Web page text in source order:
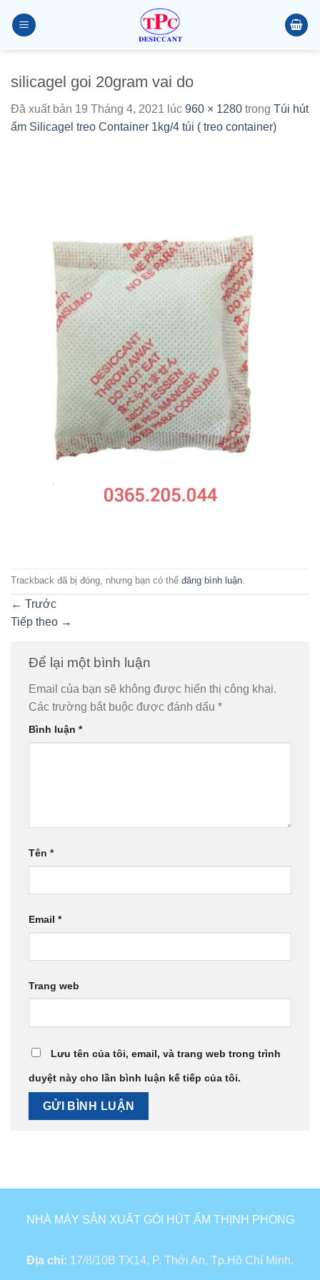
đến
silicagel goi 20gram vai do
Đã xuất bản 19 Tháng 4, 2021 lúc 960 × 1280 trong Túi hút
ẩm Silicagel treo Container 1kg/4 túi ( treo container)
Trackback đã bị đóng, nhưng bạn có thể đăng bình luận
← Trước
Tiếp theo →
Để lại một bình luận
Email của bạn sẽ không được hiển thị công khai.
Các trường bắt buộc được đánh dấu *
Bình luận *
Tên *
Email *
Trang web
Lưu tên của tôi, email, và trang web trong trình
duyệt này cho lần bình luận kế tiếp của tôi.
NHÀ MÁY SẢN XUẤT GÓI HÚT ẨM THỊNH PHONG
Địa chỉ: 17/8/10B TX14, P. Thới An, Tp.Hồ Chí Minh.